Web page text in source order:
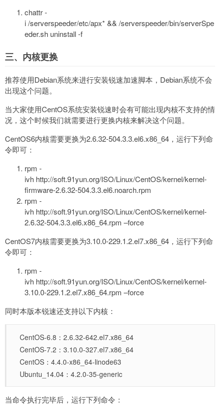
chattr -
i /serverspeeder/etc/apx* && /serverspeeder/bin/serverSpe
eder.sh uninstall -f
三、内核更换
推荐使用Debian系统来进行安装锐速加速脚本，Debian系统不会
出现这个问题。
当大家使用CentOS系统安装锐速时会有可能出现内核不支持的情
况，这个时候我们就需要进行更换内核来解决这个问题。
CentOS6内核需要更换为2.6.32-504.3.3.el6.x86_64，运行下列命
令即可：
rpm -
ivh http://soft.91yun.org/ISO/Linux/CentOS/kernel/kernel-
firmware-2.6.32-504.3.3.el6.noarch.rpm
rpm -
ivh http://soft.91yun.org/ISO/Linux/CentOS/kernel/kernel-
2.6.32-504.3.3.el6.x86_64.rpm –force
CentOS7内核需要更换为3.10.0-229.1.2.el7.x86_64，运行下列命
令即可：
rpm -
ivh http://soft.91yun.org/ISO/Linux/CentOS/kernel/kernel-
3.10.0-229.1.2.el7.x86_64.rpm –force
同时本版本锐速还支持以下内核：
CentOS-6.8：2.6.32-642.el7.x86_64
CentOS-7.2：3.10.0-327.el7.x86_64
CentOS：4.4.0-x86_64-linode63
Ubuntu_14.04：4.2.0-35-generic
当命令执行完毕后，运行下列命令：